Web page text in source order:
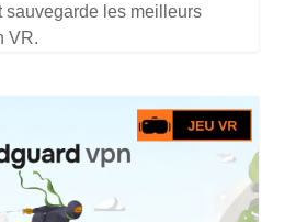
sauvegarde les meilleurs
VR.